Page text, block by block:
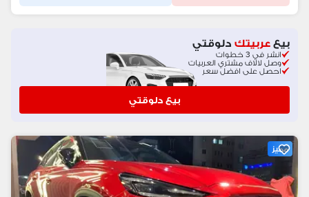
بيععربيتك دلوقتي
انشر في 3 خطوات
وصل لالاف مشتري العربيات
احصل على افضل سعر
بيع دلوقتي
مميز